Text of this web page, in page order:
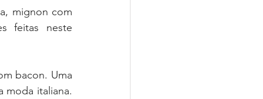
mignon com
feitas neste
bacon. Uma
italiana.